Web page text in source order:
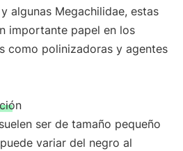
algunas Megachilidae, estas
importante papel en los
como polinizadoras y agentes
ser de tamaño pequeño
variar del negro al